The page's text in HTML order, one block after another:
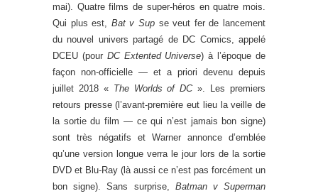
mai). Quatre films de super-héros en quatre mois.
Qui plus est, Bat v Sup se veut fer de lancement
du nouvel univers partagé de DC Comics, appelé
DCEU (pour DC Extented Universe) à l’époque de
façon non-officielle — et a priori devenu depuis
juillet 2018 « The Worlds of DC». Les premiers
retours presse (l’avant-première eut lieu la veille de
la sortie du film — ce qui n’est jamais bon signe)
sont très négatifs et Warner annonce d’emblée
qu’une version longue verra le jour lors de la sortie
DVD et Blu-Ray (là aussi ce n’est pas forcément un
bon signe). Sans surprise, Batman v Superman